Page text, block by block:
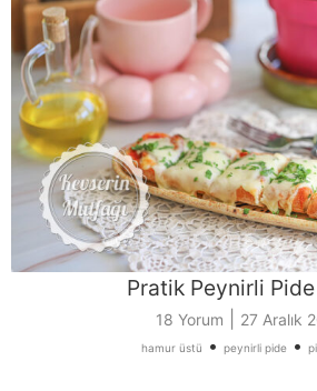
Pratik Peynirli
18 Yorum 27 Aralık
hamur üstü • peynirli pide•